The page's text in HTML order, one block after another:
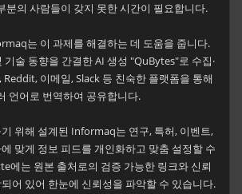
분의 사람들이 갖지 못한 시간이 필요합니다.
는 이 과제를 해결하는 데 도움을 줍니다.
기술 동향을 간결한 AI 생성 "QuBytes"로 수집·
이메일, Slack 등 친숙한 플랫폼을 통해
언어로 번역하여 공유합니다.
위해 설계된 Informaq는 연구, 특허, 이벤트,
맞게 정보 피드를 개인화하고 맞춤 설정할 수
에는 원본 출처로의 검증 가능한 링크와 신뢰
어 있어 한눈에 신뢰성을 파악할 수 있습니다.